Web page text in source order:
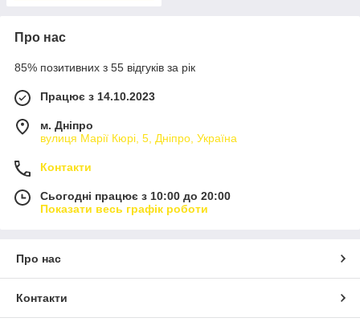
Про нас
85% позитивних з 55 відгуків за рік
Працює з 14.10.2023
м. Дніпро
вулиця Марії Кюрі, 5, Дніпро, Україна
Контакти
Сьогодні працює з 10:00 до 20:00
Показати весь графік роботи
Про нас
Контакти